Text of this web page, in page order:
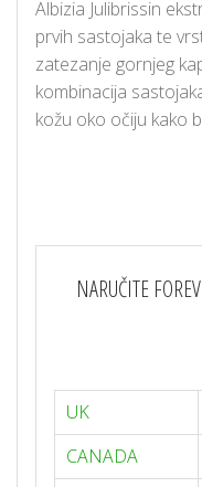
Albizia Julibrissin
prvih sastojaka te
zatezanje gornjeg
kombinacija
kožu oko očiju kako
NARUČITE
UK
CANADA